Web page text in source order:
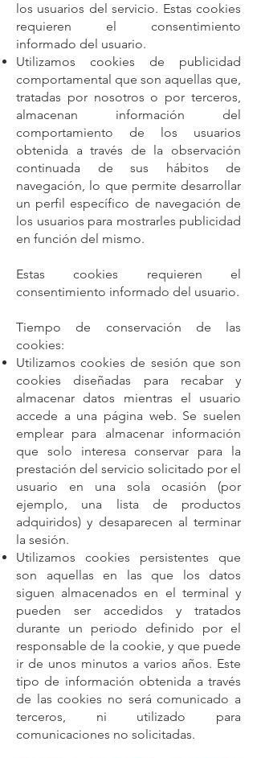
los usuarios del servicio. Estas cookies
requieren el consentimiento
informado del usuario.
Utilizamos cookies de publicidad
comportamental que son aquellas que,
tratadas por nosotros o por terceros,
almacenan información del
comportamiento de los usuarios
obtenida a través de la observación
continuada de sus hábitos de
navegación, lo que permite desarrollar
un perfil específico de navegación de
los usuarios para mostrarles publicidad
en función del mismo.
Estas cookies requieren el
consentimiento informado del usuario.
Tiempo de conservación de las
cookies:
Utilizamos cookies de sesión que son
cookies diseñadas para recabar y
almacenar datos mientras el usuario
accede a una página web. Se suelen
emplear para almacenar información
que solo interesa conservar para la
prestación del servicio solicitado por el
usuario en una sola ocasión (por
ejemplo, una lista de productos
adquiridos) y desaparecen al terminar
la sesión.
Utilizamos cookies persistentes que
son aquellas en las que los datos
siguen almacenados en el terminal y
pueden ser accedidos y tratados
durante un periodo definido por el
responsable de la cookie, y que puede
ir de unos minutos a varios años. Este
tipo de información obtenida a través
de las cookies no será comunicado a
terceros, ni utilizado para
comunicaciones no solicitadas.